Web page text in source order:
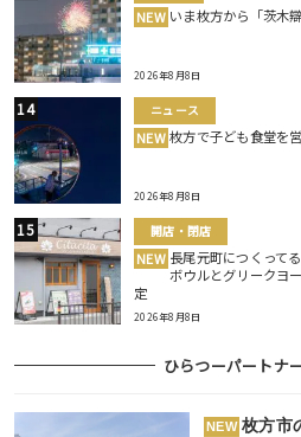
NEW いま枚方から「茨木
2026年8月8日
ニュース
NEW 枚方で子ども食堂を
2026年8月8日
開店・閉店
NEW 長尾元町につくって
ボウルとグリークヨ
定
2026年8月8日
ひらつーパートナ
NEW 枚方市